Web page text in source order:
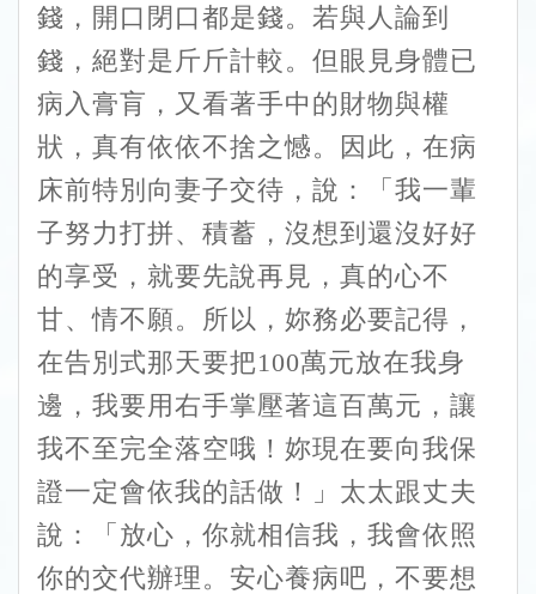
錢，開口閉口都是錢。若與人論到
錢，絕對是斤斤計較。但眼見身體已
病入膏肓，又看著手中的財物與權
狀，真有依依不捨之憾。因此，在病
床前特別向妻子交待，說：「我一輩
子努力打拼、積蓄，沒想到還沒好好
的享受，就要先說再見，真的心不
甘、情不願。所以，妳務必要記得，
在告別式那天要把100萬元放在我身
邊，我要用右手掌壓著這百萬元，讓
我不至完全落空哦！妳現在要向我保
證一定會依我的話做！」太太跟丈夫
說：「放心，你就相信我，我會依照
你的交代辦理。安心養病吧，不要想